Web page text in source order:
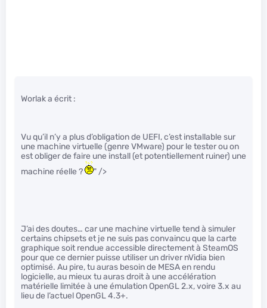
Worlak a écrit :
Vu qu’il n’y a plus d’obligation de UEFI, c’est installable sur
une machine virtuelle (genre VMware) pour le tester ou on
est obliger de faire une install (et potentiellement ruiner) une
machine réelle ?
" />
J’ai des doutes… car une machine virtuelle tend à simuler
certains chipsets et je ne suis pas convaincu que la carte
graphique soit rendue accessible directement à SteamOS
pour que ce dernier puisse utiliser un driver nVidia bien
optimisé. Au pire, tu auras besoin de MESA en rendu
logicielle, au mieux tu auras droit à une accélération
matérielle limitée à une émulation OpenGL 2.x, voire 3.x au
lieu de l’actuel OpenGL 4.3+.